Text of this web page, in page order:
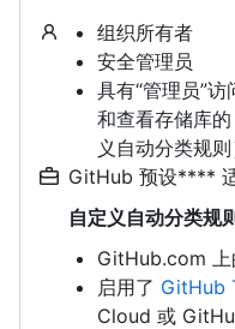
组织所有者
安全管理员
具有“管理员”
和查看存储库
义自动分类规
GitHub 预设****
自定义自动分类规
GitHub.com 上
启用了 GitHub
Cloud 或